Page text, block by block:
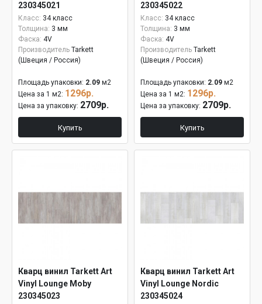
230345021
Класс: 34 класс
Толщина: 3 мм
Фаска: 4V
Производитель Tarkett
(Швеция / Россия)
Площадь упаковки: 2.09 м2
Цена за 1 м2: 1296р.
Цена за упаковку: 2709р.
Купить
230345022
Класс: 34 класс
Толщина: 3 мм
Фаска: 4V
Производитель Tarkett
(Швеция / Россия)
Площадь упаковки: 2.09 м2
Цена за 1 м2: 1296р.
Цена за упаковку: 2709р.
Купить
Кварц винил Tarkett Art
Vinyl Lounge Moby
230345023
Кварц винил Tarkett Art
Vinyl Lounge Nordic
230345024